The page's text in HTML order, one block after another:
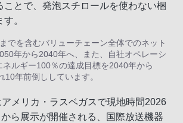
ことで、発泡スチロールを使わない梱
。
でを含むバリューチェーン全体でのネット
年から2040年へ、また、自社オペレーシ
ネルギー100％の達成目標を2040年から
10年前倒ししています。
アメリカ・ラスベガスで現地時間2026
ら展示が開催される、国際放送機器